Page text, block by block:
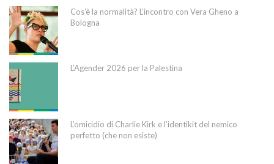
Cos’è la normalità? L’incontro con Vera Gheno a
Bologna
L’Agender 2026 per la Palestina
L’omicidio di Charlie Kirk e l’identikit del nemico
perfetto (che non esiste)